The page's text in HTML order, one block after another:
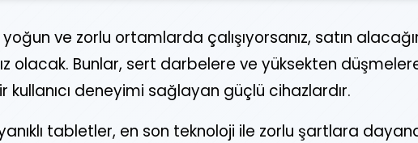
yoğun ve zorlu ortamlarda çalışıyorsanız, satın
olacak. Bunlar, sert darbelere ve yüksekten
kullanıcı deneyimi sağlayan güçlü cihazlardır.
tabletler, en son teknoloji ile zorlu şartlara